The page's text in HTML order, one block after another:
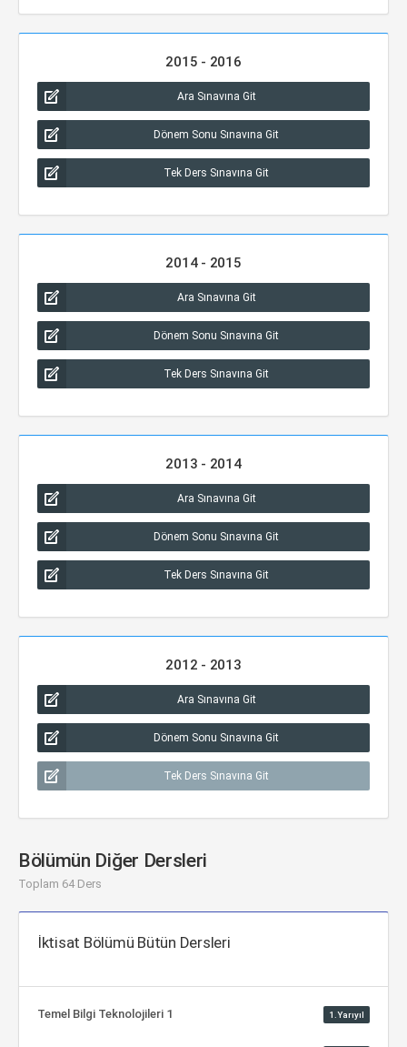
2015 - 2016
Ara Sınavına Git
Dönem Sonu Sınavına Git
Tek Ders Sınavına Git
2014 - 2015
Ara Sınavına Git
Dönem Sonu Sınavına Git
Tek Ders Sınavına Git
2013 - 2014
Ara Sınavına Git
Dönem Sonu Sınavına Git
Tek Ders Sınavına Git
2012 - 2013
Ara Sınavına Git
Dönem Sonu Sınavına Git
Tek Ders Sınavına Git
Bölümün Diğer Dersleri
Toplam 64 Ders
İktisat Bölümü Bütün Dersleri
Temel Bilgi Teknolojileri 1 1.Yarıyıl